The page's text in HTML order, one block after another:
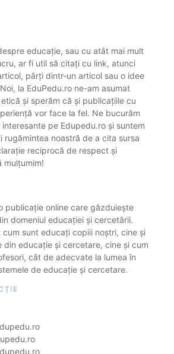
educație, sau cu atât mai mult
ar fi util să citați cu link, atunci
părți dintr-un articol sau o idee
la EduPedu.ro ne-am asumat
și sperăm că și publicațiile cu
vor face la fel. Ne bucurăm
pe Edupedu.ro și suntem
rugămintea noastră de a cita sursa
reciprocă de respect și
mulțumim!
publicație online care găzduiește
domeniul educației și cercetării.
cum sunt educați copiii noștri, cine și
din educație și cercetare, cine și cum
cât de adecvate la lumea în
de educație și cercetare.